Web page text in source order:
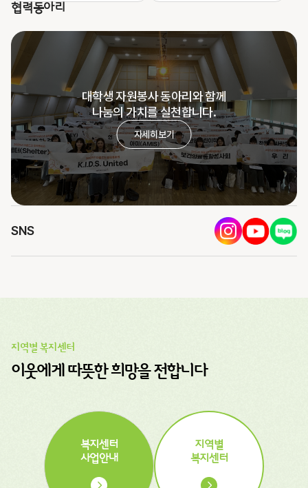
협력동아리
대학생 자원봉사 동아리와 함께
나눔의 가치를 실천합니다.
자세히보기
SNS
지역별 복지센터
이웃에게 따뜻한 희망을 전합니다
복지센터
사업안내
지역별
복지센터